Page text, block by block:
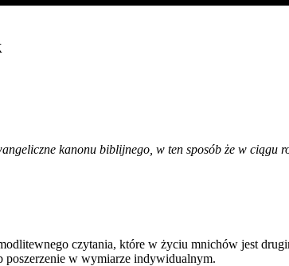
kanonu biblijnego, w ten sposób że w ciągu
czytania, które w życiu mnichów jest
poszerzenie w wymiarze indywidualnym.